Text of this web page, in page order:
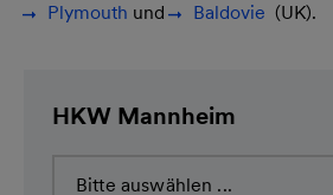
Plymouth und Baldovie (UK).
HKW Mannheim
Bitte auswählen ...